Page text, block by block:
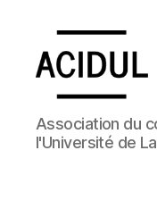
ACIDUL
Association du
l'Université de